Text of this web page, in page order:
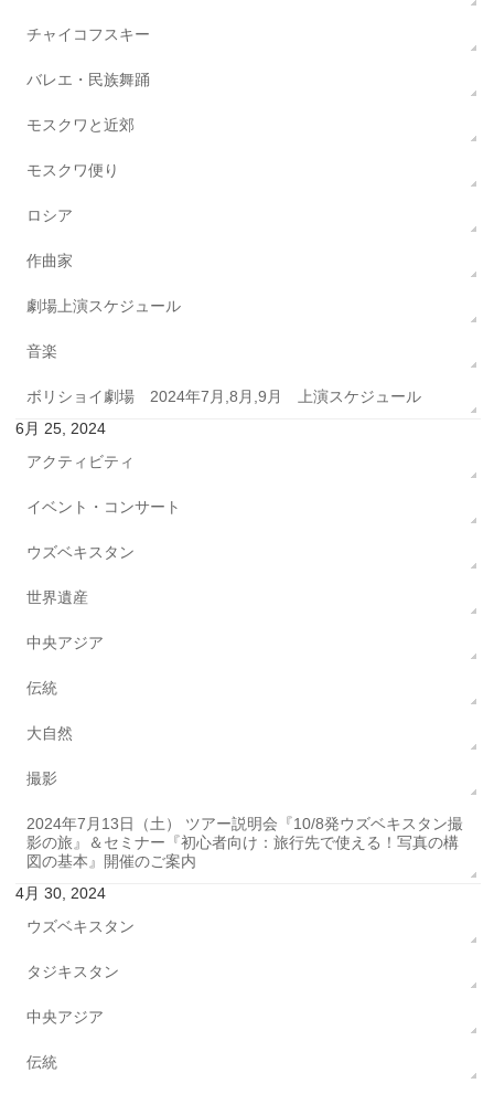
チャイコフスキー
バレエ・民族舞踊
モスクワと近郊
モスクワ便り
ロシア
作曲家
劇場上演スケジュール
音楽
ボリショイ劇場 2024年7月,8月,9月 上演スケジュール
6月 25, 2024
アクティビティ
イベント・コンサート
ウズベキスタン
世界遺産
中央アジア
伝統
大自然
撮影
2024年7月13日（土） ツアー説明会『10/8発ウズベキスタン撮
影の旅』＆セミナー『初心者向け：旅行先で使える！写真の構
図の基本』開催のご案内
4月 30, 2024
ウズベキスタン
タジキスタン
中央アジア
伝統